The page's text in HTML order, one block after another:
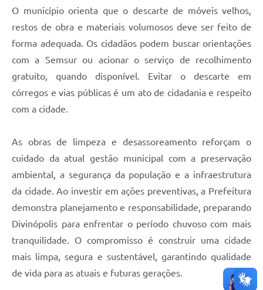
O município orienta que o descarte de móveis velhos,
restos de obra e materiais volumosos deve ser feito de
forma adequada. Os cidadãos podem buscar orientações
com a Semsur ou acionar o serviço de recolhimento
gratuito, quando disponível. Evitar o descarte em
córregos e vias públicas é um ato de cidadania e respeito
com a cidade.
As obras de limpeza e desassoreamento reforçam o
cuidado da atual gestão municipal com a preservação
ambiental, a segurança da população e a infraestrutura
da cidade. Ao investir em ações preventivas, a Prefeitura
demonstra planejamento e responsabilidade, preparando
Divinópolis para enfrentar o período chuvoso com mais
tranquilidade. O compromisso é construir uma cidade
mais limpa, segura e sustentável, garantindo qualidade
de vida para as atuais e futuras gerações.